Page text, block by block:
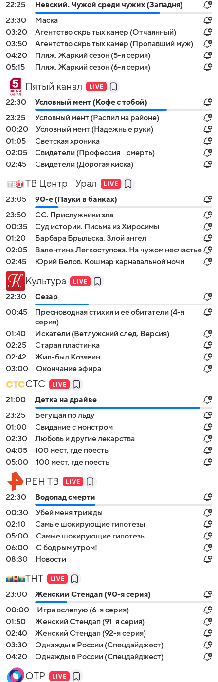
22:25
Невский. Чужой среди чужих (Западня)
23:30
Маска
03:20
Агентство скрытых камер (Отчаянный)
03:50
Агентство скрытых камер (Пропавший муж)
04:20
Пляж. Жаркий сезон (5-я серия)
05:15
Пляж. Жаркий сезон (6-я серия)
Пятый канал
22:30
Условный мент (Кофе с тобой)
23:25
Условный мент (Распил на районе)
00:20
Условный мент (Надежные руки)
01:05
Светская хроника
02:05
Свидетели (Профессия - смерть)
02:45
Свидетели (Дорогая киска)
ТВ Центр - Урал
23:05
90-е (Пауки в банках)
23:50
СС. Прислужники зла
00:35
Суд истории. Письма из Хиросимы
01:20
Барбара Брыльска. Злой ангел
02:05
Валентина Легкоступова. На чужом несчастье
02:45
Юрий Белов. Кошмар карнавальной ночи
Культура
22:30
Сезар
00:45
Пресноводная стихия и ее обитатели (4-я
серия)
01:40
Искатели (Ветлужский след. Версия)
02:25
Старая пластинка
02:42
Жил-был Козявин
03:00
Окончание эфира
СТС
21:00
Детка на драйве
23:25
Бегущая по льду
01:00
Свидание с монстром
02:30
Любовь и другие лекарства
04:05
100 мест, где поесть
05:00
100 мест, где поесть
РЕН ТВ
22:30
Водопад смерти
00:30
Убей меня трижды
02:10
Самые шoкиpующие гипотезы
05:00
Самые шoкиpующие гипотезы
06:00
С бодрым утром!
08:30
Новости
ТНТ
23:00
Женский Стендап (90-я серия)
00:00
Игра вслепую (6-я серия)
01:50
Женский Стендап (91-я серия)
02:40
Женский Стендап (92-я серия)
03:30
Однажды в России (Спецдайджест)
04:20
Однажды в России (Спецдайджест)
ОТР